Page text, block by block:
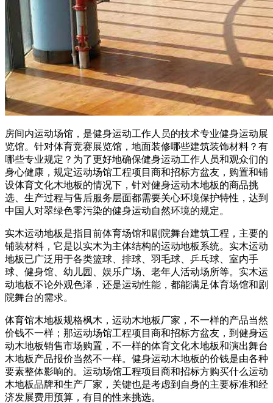
房间内运动场馆，是健身运动工作人员的技术专业健身运动展
览馆。针对体育竞赛展览馆，地面装修哪些建筑装饰材料？有
哪些专业规定？为了更好地确保健身运动工作人员和观众们的
身心健康，规定运动场馆工程项目商和招标方盆友，购置和铺
设体育文化木地板的情况下，针对健身运动木地板的商品挑
选、生产过程与售后服务层面都需要关心环境保护特性，达到
中国人对翠绿色零污染的健身运动自然环境的规定。
实木运动地板是指目前体育场馆和剧院舞台建筑工程，主要的
铺装材料，它是以实木为主体结构的运动地板系统。实木运动
地板已广泛用于各类篮球、排球、羽毛球、乒乓球、室内手
球、健身馆、幼儿园、娱乐广场、老年人活动场所等。实木运
动地板不论外观色泽，还是运动性能，都能满足体育场馆和剧
院舞台的需求。
体育馆木地板规格枫木，运动木地板厂家，不一样的产品当然
价钱不一样；那运动场馆工程项目商和招标方盆友，到健身运
动木地板销售市场购置，不一样的体育文化木地板和演出舞台
木地板产品报价当然不一样。健身运动木地板的价钱是由各种
要素整体影响的。运动场馆工程项目商和招标方购买什么运动
木地板品牌和生产厂家，关键也是考虑到自身的主要标准和经
济发展费用预算，有目的性来挑选。